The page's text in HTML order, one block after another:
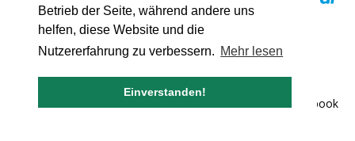
Betrieb der Seite, während andere uns
helfen, diese Website und die
Nutzererfahrung zu verbessern. Mehr lesen
Einverstanden!
© 2007 - 2026 bulgarische-kirche.de
Facebook